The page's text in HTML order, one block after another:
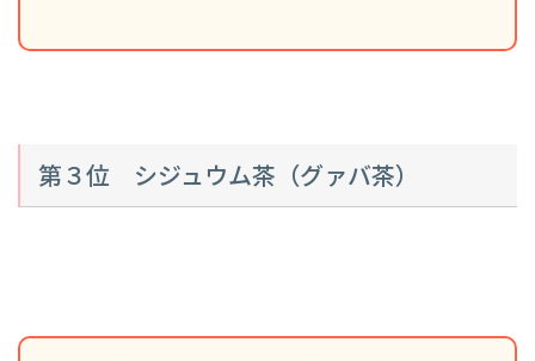
第３位 シジュウム茶（グァバ茶）